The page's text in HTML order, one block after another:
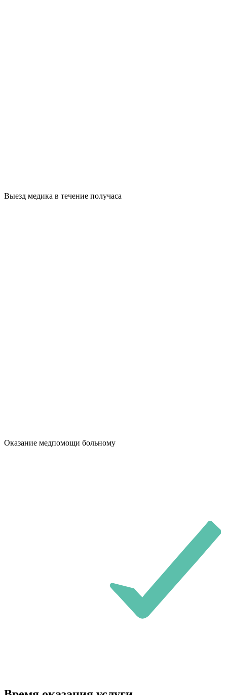
Выезд медика в течение получаса
Оказание медпомощи больному